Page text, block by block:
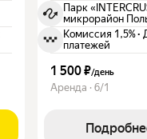
Парк
микрорайон
Комиссия 1,5%·
платежей
1 500 ₽/день
Аренда · 6/1